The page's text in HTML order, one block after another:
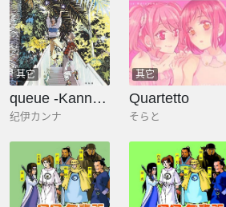
其它
queue -Kanna Kii artbook-
纪伊カンナ
其它
Quartetto
そらと